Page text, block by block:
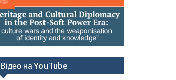
Відео на YouTube